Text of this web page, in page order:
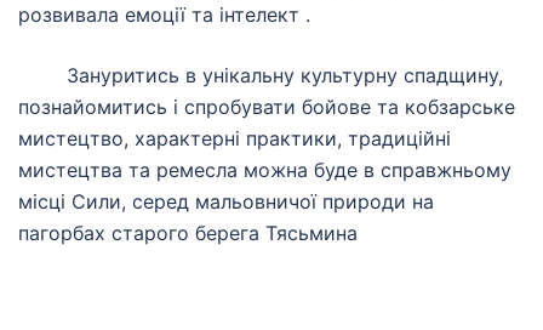
розвивала емоції та інтелект .
Зануритись в унікальну культурну спадщину,
познайомитись і спробувати бойове та кобзарське
мистецтво, характерні практики, традиційні
мистецтва та ремесла можна буде в справжньому
місці Сили, серед мальовничої природи на
пагорбах старого берега Тясьмина